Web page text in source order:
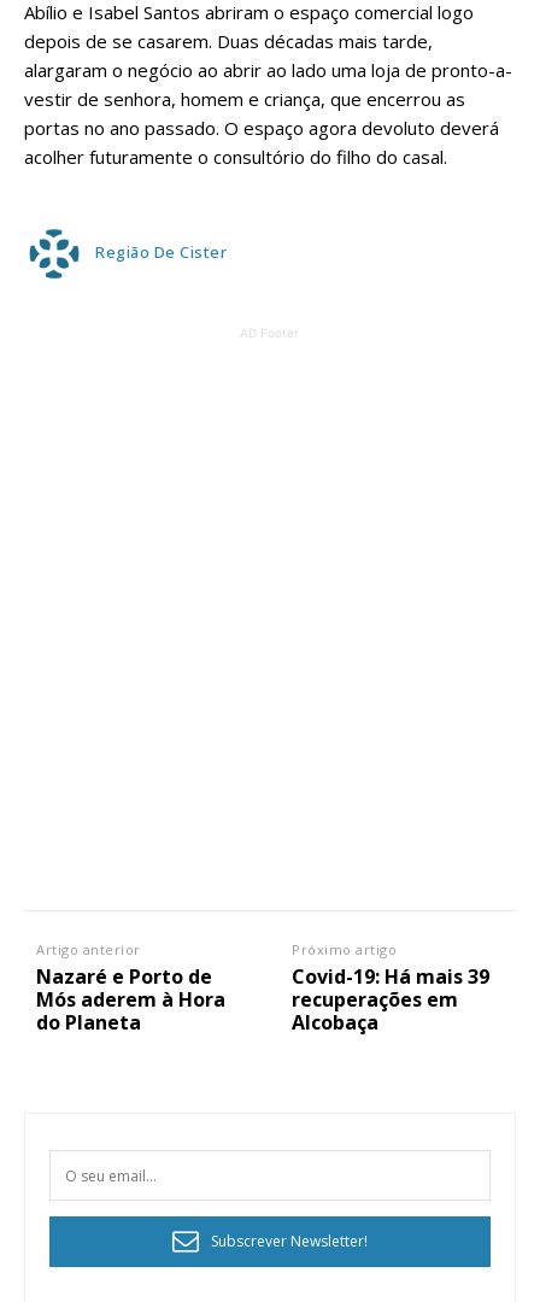
Abílio e Isabel Santos abriram o espaço comercial logo
depois de se casarem. Duas décadas mais tarde,
alargaram o negócio ao abrir ao lado uma loja de pronto-a-
vestir de senhora, homem e criança, que encerrou as
portas no ano passado. O espaço agora devoluto deverá
acolher futuramente o consultório do filho do casal.
Região De Cister
AD Footer
Artigo anterior
Nazaré e Porto de
Mós aderem à Hora
do Planeta
Próximo artigo
Covid-19: Há mais 39
recuperações em
Alcobaça
Subscrever Newsletter!